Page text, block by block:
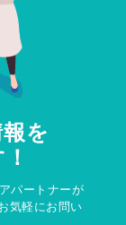
を
パートナーが
気軽にお問い